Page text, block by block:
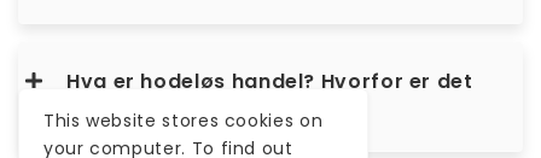
Hva er hodeløs handel? Hvorfor er det
viktig?
This website stores cookies on
your computer. To find out